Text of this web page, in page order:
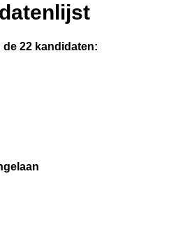
de 22 kandidaten: